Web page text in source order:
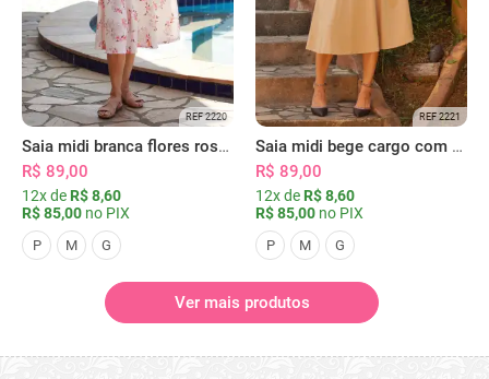
REF 2220
Saia midi branca flores rosas com bolsos
R$ 89,00
12x de R$ 8,60
R$ 85,00 no PIX
P M G
REF 2221
Saia midi bege cargo com bolsos
R$ 89,00
12x de R$ 8,60
R$ 85,00 no PIX
P M G
Ver mais produtos